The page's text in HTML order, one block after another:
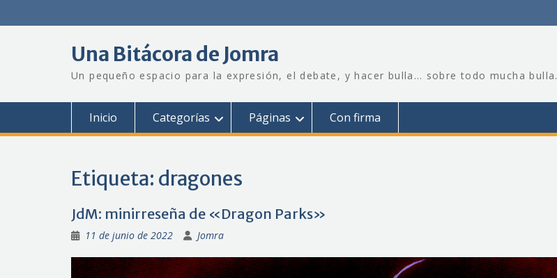
Una Bitácora de Jomra
Un pequeño espacio para la expresión, el debate, y hacer bulla… sobre todo mucha bulla.
Inicio Categorías Páginas Con firma
Etiqueta: dragones
JdM: minirreseña de «Dragon Parks»
11 de junio de 2022 Jomra